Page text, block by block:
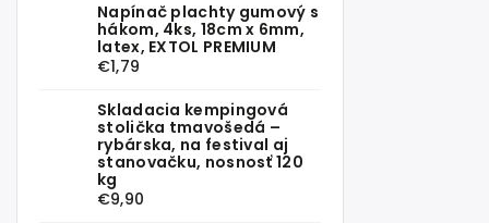
Napínač plachty gumový s
hákom, 4ks, 18cm x 6mm,
latex, EXTOL PREMIUM
€1,79
Skladacia kempingová
stolička tmavošedá –
rybárska, na festival aj
stanovačku, nosnosť 120
kg
€9,90